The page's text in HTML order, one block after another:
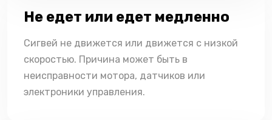
Не едет или едет медленно
Сигвей не движется или движется с низкой
скоростью. Причина может быть в
неисправности мотора, датчиков или
электроники управления.